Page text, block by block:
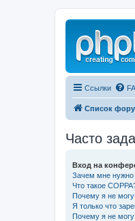
Ссылки
Список
Часто
Вход на
Зачем мне нужно
Что такое
Почему я не могу
Я только что
Почему я не могу